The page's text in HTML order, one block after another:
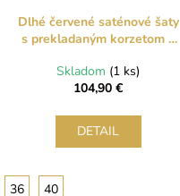
Dlhé červené saténové šaty
s prekladaným korzetom a
Skladom (1 ks)
104,90 €
DETAIL
36 40